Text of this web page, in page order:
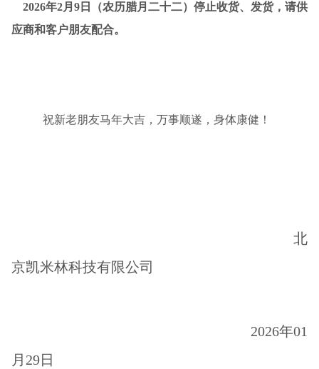
2026年2月 9日（农历腊月二十二）停止收货、发货，请供
应商和客户朋友配合。
祝新老朋友马年大吉，万事顺遂 ，身体康健！
北
京凯米林科技有限公司
2026年01
月 29日